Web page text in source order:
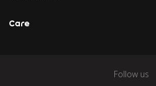
Care
Follow us